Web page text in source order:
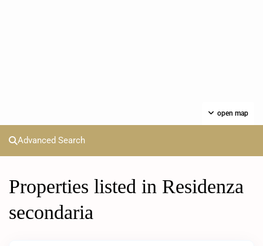
open map
Advanced Search
Properties listed in Residenza
secondaria